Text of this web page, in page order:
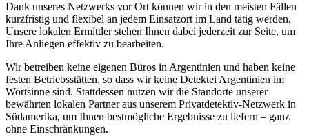
Dank unseres Netzwerks vor Ort können wir in den meisten Fällen
kurzfristig und flexibel an jedem Einsatzort im Land tätig werden.
Unsere lokalen Ermittler stehen Ihnen dabei jederzeit zur Seite, um
Ihre Anliegen effektiv zu bearbeiten.
Wir betreiben keine eigenen Büros in Argentinien und haben keine
festen Betriebsstätten, so dass wir keine Detektei Argentinien im
Wortsinne sind. Stattdessen nutzen wir die Standorte unserer
bewährten lokalen Partner aus unserem Privatdetektiv-Netzwerk in
Südamerika, um Ihnen bestmögliche Ergebnisse zu liefern – ganz
ohne Einschränkungen.